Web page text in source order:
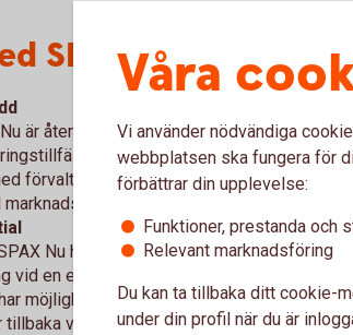
SPAX Nu är:
är återbetalningsskyddad.
känner till att du som lägst får
förvaltningsavgiften, på
skulle bli.
Nu har du en exponering mot exempelvis
vid en eventuell uppgång i det aktieindex
möjlighet att följa med vid uppgång men
vid nedgång, en attraktiv egenskap
Våra
Vi använder nödvändiga
webbplatsen ska fungera för
förbättrar din upplevelse:
Funktioner, prestanda och
Relevant marknadsföring
Du kan ta tillbaka ditt cookie-
under din profil när du är